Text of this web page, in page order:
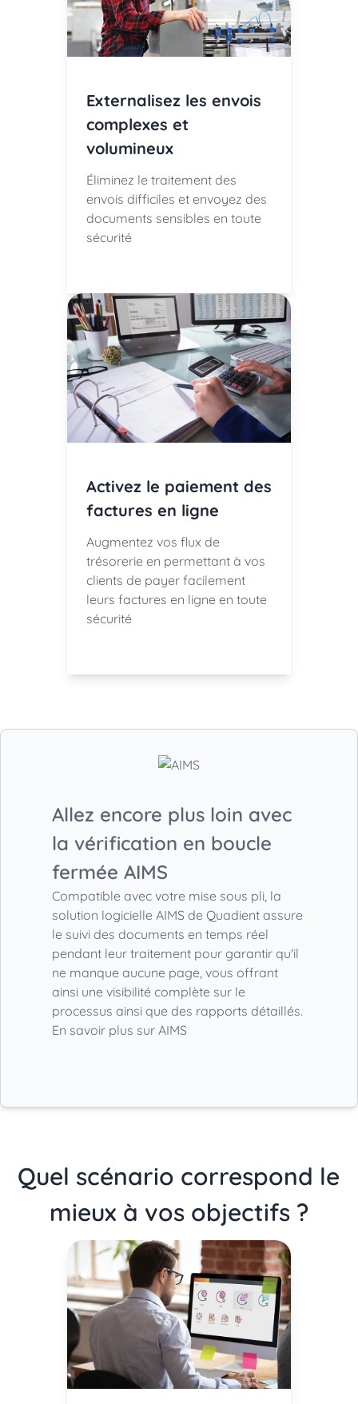
Externalisez les envois
complexes et
volumineux
Éliminez le traitement des
envois difficiles et envoyez des
documents sensibles en toute
sécurité
Activez le paiement des
factures en ligne
Augmentez vos flux de
trésorerie en permettant à vos
clients de payer facilement
leurs factures en ligne en toute
sécurité
Allez encore plus loin avec
la vérification en boucle
fermée AIMS
Compatible avec votre mise sous pli, la
solution logicielle AIMS de Quadient assure
le suivi des documents en temps réel
pendant leur traitement pour garantir qu'il
ne manque aucune page, vous offrant
ainsi une visibilité complète sur le
processus ainsi que des rapports détaillés.
En savoir plus sur AIMS
Quel scénario correspond le
mieux à vos objectifs ?